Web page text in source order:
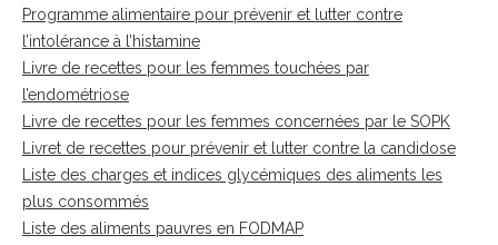
Programme alimentaire pour prévenir et lutter contre
l’intolérance à l’histamine
Livre de recettes pour les femmes touchées par
l’endométriose
Livre de recettes pour les femmes concernées par le SOPK
Livret de recettes pour prévenir et lutter contre la candidose
Liste des charges et indices glycémiques des aliments les
plus consommés
Liste des aliments pauvres en FODMAP